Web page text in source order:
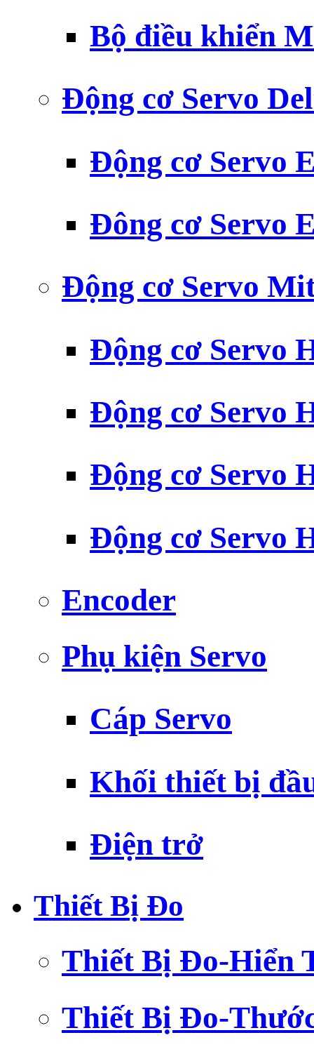
Bộ điều khiển
Động cơ Servo
Động cơ Servo
Đông cơ Servo
Động cơ Servo
Động cơ Servo
Động cơ Servo
Động cơ Servo
Động cơ Servo
Encoder
Phụ kiện Servo
Cáp Servo
Khối thiết bị
Điện trở
Thiết Bị Đo
Thiết Bị Đo-Hiển
Thiết Bị Đo-